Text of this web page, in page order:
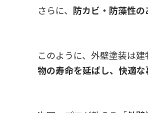
さらに、 防カビ・防藻性
このように、外壁塗装は
物の寿命を延ばし、快適